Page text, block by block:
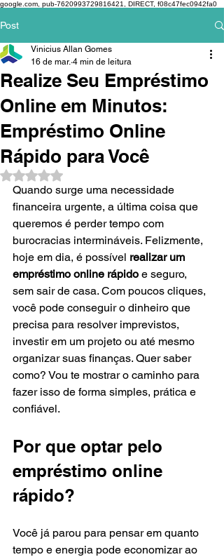
google.com, pub-7620993729816421, DIRECT, f08c47fec0942fa0
Post
Realize Seu Empréstimo
Online em Minutos:
Empréstimo Online
Rápido para Você
Vinicius Allan Gomes
16 de mar. 4 min de leitura
Avaliado com NaN de 5 estrelas.
Quando surge uma necessidade
financeira urgente, a última coisa que
queremos é perder tempo com
burocracias intermináveis. Felizmente,
hoje em dia, é possível realizar um
empréstimo online rápido e seguro,
sem sair de casa. Com poucos cliques,
você pode conseguir o dinheiro que
precisa para resolver imprevistos,
investir em um projeto ou até mesmo
organizar suas finanças. Quer saber
como? Vou te mostrar o caminho para
fazer isso de forma simples, prática e
confiável.
Por que optar pelo
empréstimo online
rápido?
Você já parou para pensar em quanto
tempo e energia pode economizar ao